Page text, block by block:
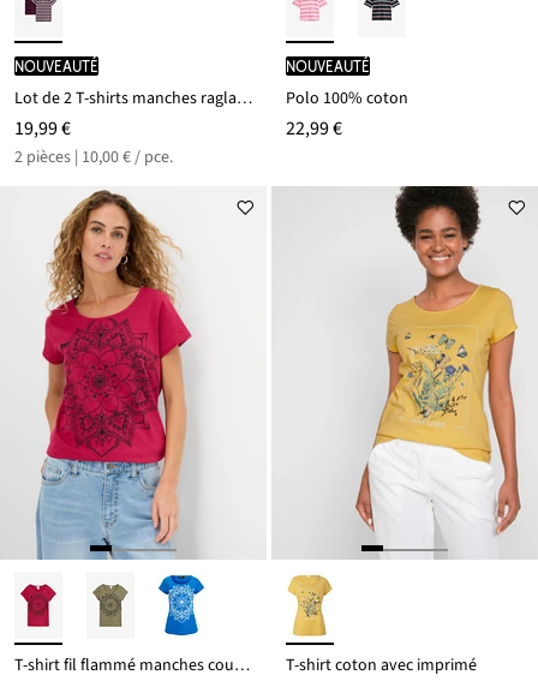
Nouveauté
Lot de 2 T-shirts manches raglan, 100% coton
19,99 €
2 pièces | 10,00 € / pce.
Nouveauté
Polo 100% coton
22,99 €
T-shirt fil flammé manches courtes T-shirt coton avec imprimé